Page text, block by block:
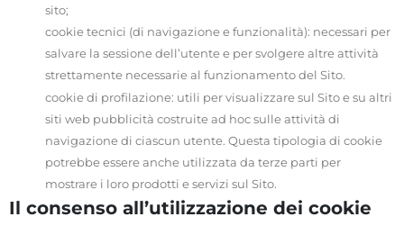
sito;
cookie tecnici (di navigazione e funzionalità): necessari per
salvare la sessione dell’utente e per svolgere altre attività
strettamente necessarie al funzionamento del Sito.
cookie di profilazione: utili per visualizzare sul Sito e su altri
siti web pubblicità costruite ad hoc sulle attività di
navigazione di ciascun utente. Questa tipologia di cookie
potrebbe essere anche utilizzata da terze parti per
mostrare i loro prodotti e servizi sul Sito.
Il consenso all’utilizzazione dei cookie